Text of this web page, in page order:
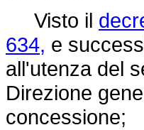
Visto il
634, e
all'utenza del
Direzione
concessione;